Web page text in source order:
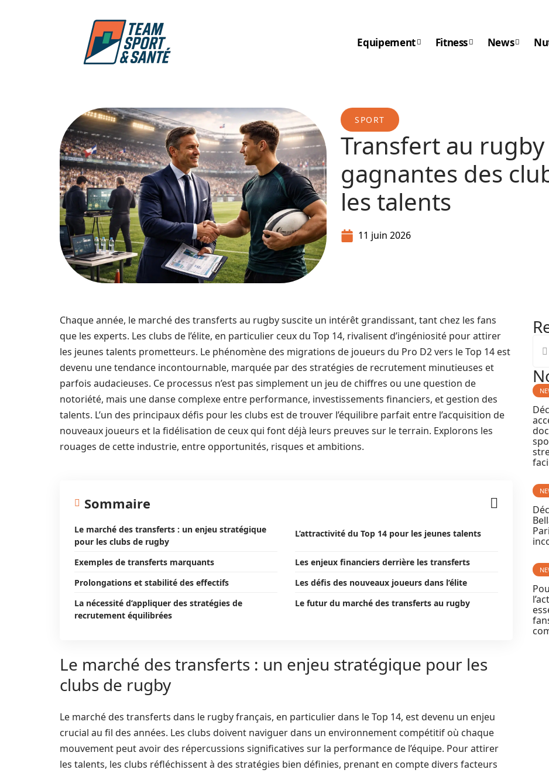
Equipement Fitness News
SPORT
Transfert au
gagnantes des
les talents
11 juin 2026
Chaque année, le marché des transferts au rugby suscite un intérêt grandissant, tant chez les fans
que les experts. Les clubs de l’élite, en particulier ceux du Top 14, rivalisent d’ingéniosité pour attirer
les jeunes talents prometteurs. Le phénomène des migrations de joueurs du Pro D2 vers le Top 14 est
devenu une tendance incontournable, marquée par des stratégies de recrutement minutieuses et
parfois audacieuses. Ce processus n’est pas simplement un jeu de chiffres ou une question de
notoriété, mais une danse complexe entre performance, investissements financiers, et gestion des
talents. L’un des principaux défis pour les clubs est de trouver l’équilibre parfait entre l’acquisition de
nouveaux joueurs et la fidélisation de ceux qui font déjà leurs preuves sur le terrain. Explorons les
rouages de cette industrie, entre opportunités, risques et ambitions.
Sommaire
Le marché des transferts : un enjeu stratégique
pour les clubs de rugby
L’attractivité du Top 14 pour les jeunes talents
Exemples de transferts marquants
Les enjeux financiers derrière les transferts
Prolongations et stabilité des effectifs
Les défis des nouveaux joueurs dans l’élite
La nécessité d’appliquer des stratégies de
recrutement équilibrées
Le futur du marché des transferts au rugby
Le marché des transferts : un enjeu stratégique pour les
clubs de rugby
Le marché des transferts dans le rugby français, en particulier dans le Top 14, est devenu un enjeu
crucial au fil des années. Les clubs doivent naviguer dans un environnement compétitif où chaque
mouvement peut avoir des répercussions significatives sur la performance de l’équipe. Pour attirer
les talents, les clubs réfléchissent à des stratégies bien définies, prenant en compte divers facteurs